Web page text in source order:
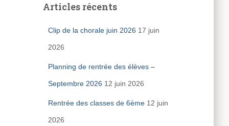
Articles récents
Clip de la chorale juin 2026 17 juin
2026
Planning de rentrée des élèves –
Septembre 2026 12 juin 2026
Rentrée des classes de 6ème 12 juin
2026